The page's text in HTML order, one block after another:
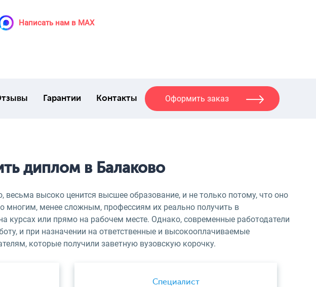
Написать нам в MAX
Гарантии Контакты Оформить заказ
диплом в Балаково
высоко ценится высшее образование, и не только потому, что оно
многим, менее сложным, профессиям их реально получить в
курсах или прямо на рабочем месте. Однако, современные работодатели
и при назначении на ответственные и высокооплачиваемые
которые получили заветную вузовскую корочку.
Специалист